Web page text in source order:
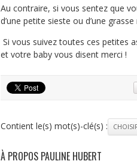
Au contraire, si vous sentez que
d’une petite sieste ou d’une
Si vous suivez toutes ces petites
et votre baby vous disent merci !
Contient le(s) mot(s)-clé(s) :
À PROPOS PAULINE HUBERT